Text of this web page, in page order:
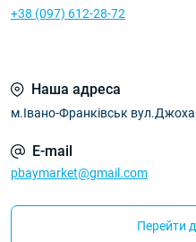
+38 (097) 612-28-72
Наша адреса
м.Івано-Франківськ
E-mail
pbaymarket@gmail.com
Перейти